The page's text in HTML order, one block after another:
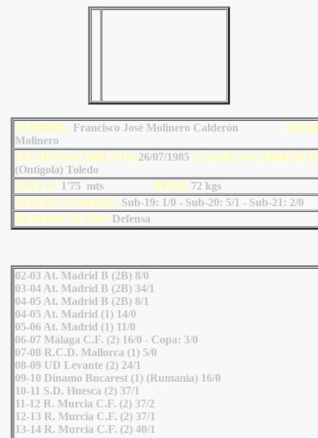
NOMBRE: Francisco José Molinero Calderón AP
Molinero
FECHA NACIMIENTO:26/07/1985 LUGAR NACIMIENTO:
(Ontigola) Toledo
TALLA: 1'75 mts PESO: 72 kgs
INTERNACIONAL: Sub-19: 1/0 - Sub-20: 5/1 - Sub-21: 2/0
DEMARCACIÓN: Defensa
02-03 At. Madrid B (2B) 8/0
03-04 At. Madrid B (2B) 34/1
04-05 At. Madrid B (2B) 8/1
04-05 At. Madrid (1) 14/0
05-06 At. Madrid (1) 11/0
06-07 Málaga C.F. (2) 16/0 - Copa: 3/0
07-08 R.C.D. Mallorca (1) 5/0
08-09 UD Levante (2) 24/1
09-10 Dinamo Bucarest (1) (Rumania) 16/0
10-11 S.D. Huesca (2) 37/1
11-12 R. Murcia C.F. (2) 37/2
12-13 R. Murcia C.F. (2) 37/1
13-14 R. Murcia C.F. (2) 40/1